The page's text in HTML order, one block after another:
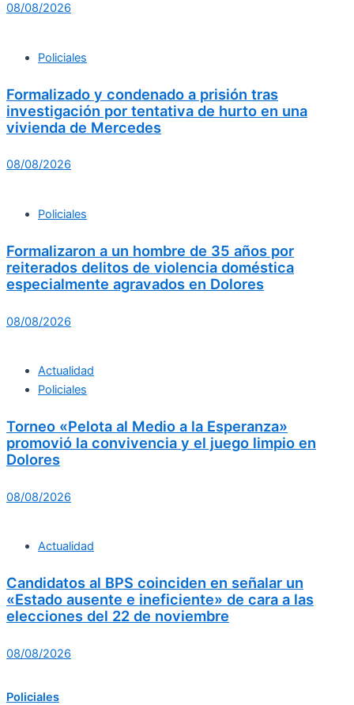
08/08/2026
Policiales
Formalizado y condenado a prisión tras
investigación por tentativa de hurto en una
vivienda de Mercedes
08/08/2026
Policiales
Formalizaron a un hombre de 35 años por
reiterados delitos de violencia doméstica
especialmente agravados en Dolores
08/08/2026
Actualidad
Policiales
Torneo «Pelota al Medio a la Esperanza»
promovió la convivencia y el juego limpio en
Dolores
08/08/2026
Actualidad
Candidatos al BPS coinciden en señalar un
«Estado ausente e ineficiente» de cara a las
elecciones del 22 de noviembre
08/08/2026
Policiales